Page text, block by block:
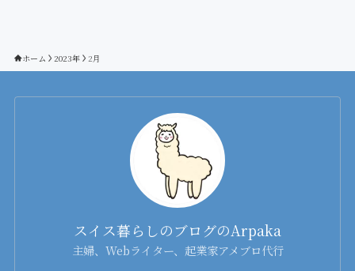
ホーム 2023年 2月
スイス暮らしのブログのArpaka
主婦、Webライター、起業家アメブロ代行